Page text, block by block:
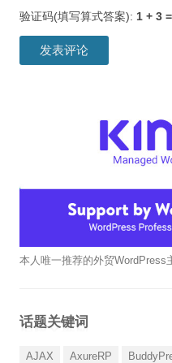
验证码(填写算式答案): 1 + 3 =
本人唯一推荐的外贸WordPress
话题关键词
AJAX AxureRP